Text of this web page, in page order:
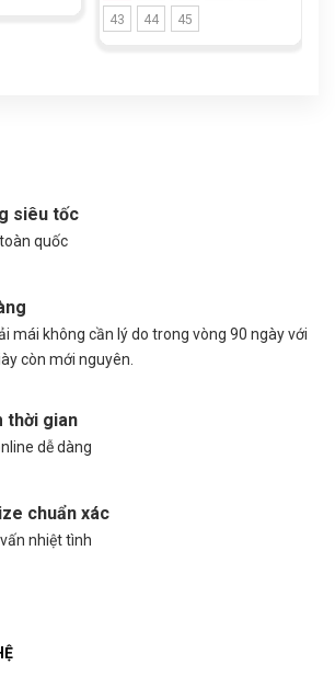
43 44 45
siêu tốc
quốc
mái không cần lý do trong vòng 90 ngày với
còn mới nguyên.
thời gian
dễ dàng
chuẩn xác
nhiệt tình